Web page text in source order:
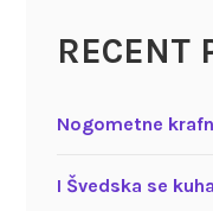
RECENT
Nogometne
I Švedska se